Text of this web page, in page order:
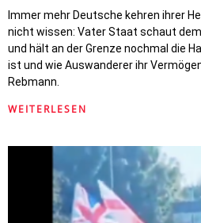
Immer mehr Deutsche kehren ihrer
nicht wissen: Vater Staat schaut
und hält an der Grenze nochmal die
ist und wie Auswanderer ihr
Rebmann.
WEITERLESEN